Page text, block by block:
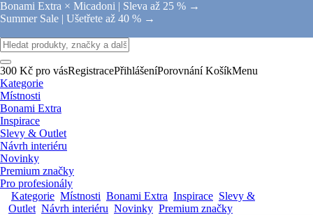
Bonami Extra × Micadoni | Sleva až 25 % →
Summer Sale | Ušetřete až 40 % →
300 Kč pro vásRegistracePřihlášeníPorovnání KošíkMenu
Kategorie
Místnosti
Bonami Extra
Inspirace
Slevy & Outlet
Návrh interiéru
Novinky
Premium značky
Pro profesionály
Kategorie Místnosti Bonami Extra Inspirace Slevy &
Outlet Návrh interiéru Novinky Premium značky